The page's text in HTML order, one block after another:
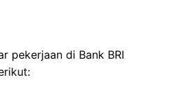
pekerjaan di Bank BRI